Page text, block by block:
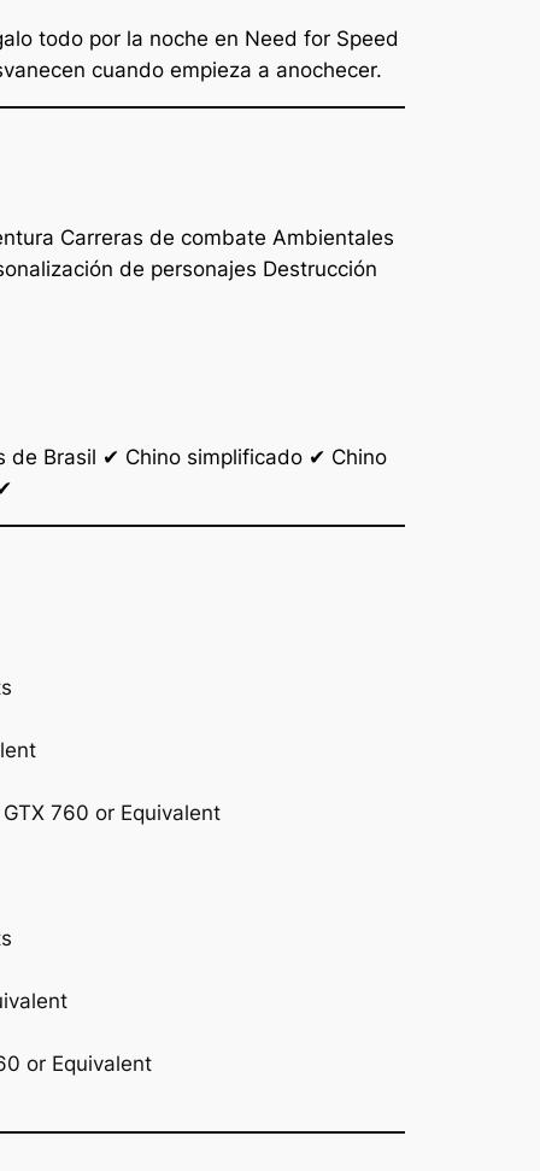
todo por la noche en Need for Speed
cuando empieza a anochecer.
Carreras de combate Ambientales
de personajes Destrucción
Brasil ✔ Chino simplificado ✔ Chino
760 or Equivalent
or Equivalent